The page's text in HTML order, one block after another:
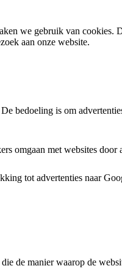
we gebruik van cookies.
aan onze website.
bedoeling is om
omgaan met websites
tot advertenties naar
de manier waarop de